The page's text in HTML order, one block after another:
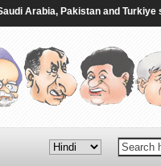
⁠Arabia, Pakistan and Turkiye